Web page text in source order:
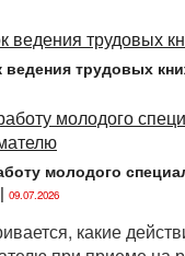
ведения трудовых
молодого
| 09.07.2026
какие